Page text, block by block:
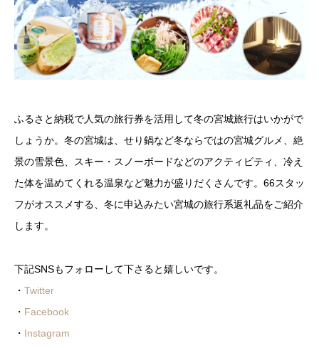
ふるさと納税で人気の旅行券を活用して冬の宮城旅行はいかがで
しょうか。冬の宮城は、せり鍋など冬ならではの宮城グルメ、絶
景の雪景色、スキー・スノーボードなどのアクティビティ、冷え
た体を温めてくれる温泉など魅力が盛りだくさんです。66スタッ
フがオススメする、冬に申込みたい宮城の旅行系返礼品をご紹介
します。
下記SNSもフォローして下さると嬉しいです。
・ Twitter
・ Facebook
・ Instagram